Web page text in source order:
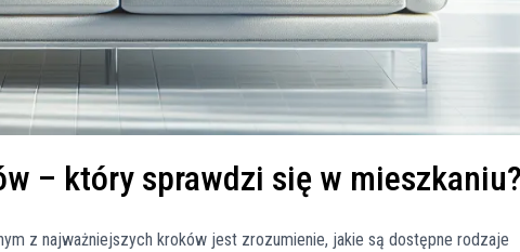
– który sprawdzi się w
z najważniejszych kroków jest zrozumienie, jakie są dostępne rodzaje